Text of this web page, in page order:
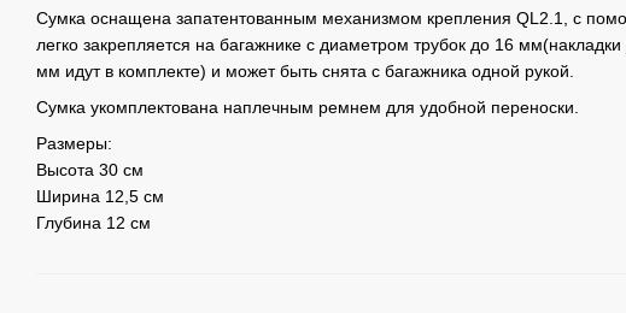
Сумка оснащена запатентованным механизмом крепления QL2.1, с
легко закрепляется на багажнике с диаметром трубок до 16
мм идут в комплекте) и может быть снята с багажника одной рукой.
Сумка укомплектована наплечным ремнем для удобной переноски.
Размеры:
Высота 30 см
Ширина 12,5 см
Глубина 12 см